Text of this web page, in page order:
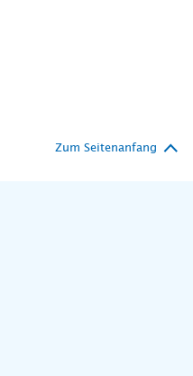
Zum Seitenanfang